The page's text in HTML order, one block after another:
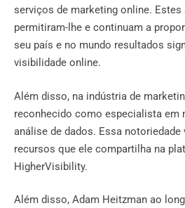
serviços de marketing online.
permitiram-lhe e continuam a
seu país e no mundo resultados
visibilidade online.
Além disso, na indústria de
reconhecido como especialista em
análise de dados. Essa notoriedade
recursos que ele compartilha na
HigherVisibility.
Além disso, Adam Heitzman ao